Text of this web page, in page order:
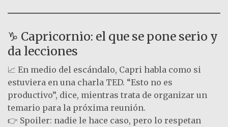
♑ Capricornio: el que se pone serio y
da lecciones
📈 En medio del escándalo, Capri habla como si
estuviera en una charla TED. “Esto no es
productivo”, dice, mientras trata de organizar un
temario para la próxima reunión.
👉 Spoiler: nadie le hace caso, pero lo respetan